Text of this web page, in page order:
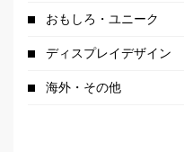
おもしろ・ユニーク
ディスプレイデザイン
海外・その他